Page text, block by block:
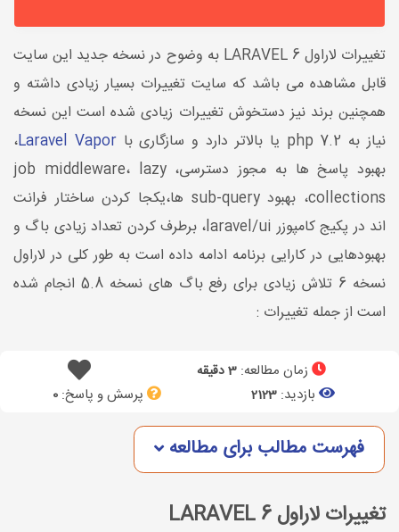
تغییرات لاراول 6 LARAVEL به وضوح در نسخه جدید این سایت
قابل مشاهده می باشد که سایت تغییرات بسیار زیادی داشته و
همچنین برند نیز دستخوش تغییرات زیادی شده است این نسخه
نیاز به php 7.2 یا بالاتر دارد و سازگاری با
Laravel Vapor،
بهبود پاسخ ها به مجوز دسترسی، job middleware، lazy
collections، بهبود sub-query ها،یکجا کردن ساختار فرانت
اند در پکیج کامپوزر laravel/ui، برطرف کردن تعداد زیادی باگ و
بهبودهایی در کارایی برنامه ادامه داده است به طور کلی در لاراول
نسخه 6 تلاش زیادی برای رفع باگ های نسخه 5.8 انجام شده
است از جمله تغییرات :
زمان مطالعه: 3 دقیقه
بازدید:2123 پرسش و پاسخ:0
فهرست مطالب برای مطالعه
تغییرات لاراول 6 LARAVEL